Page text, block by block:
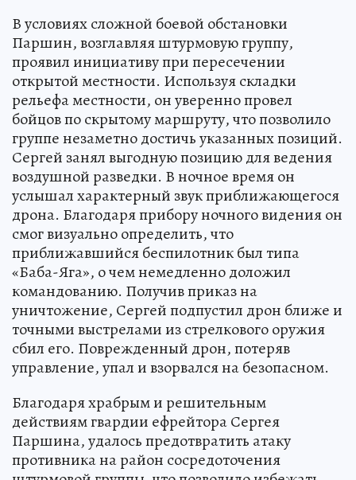
В условиях сложной боевой обстановки
Паршин, возглавляя штурмовую группу,
проявил инициативу при пересечении
открытой местности. Используя складки
рельефа местности, он уверенно провел
бойцов по скрытому маршруту, что позволило
группе незаметно достичь указанных позиций.
Сергей занял выгодную позицию для ведения
воздушной разведки. В ночное время он
услышал характерный звук приближающегося
дрона. Благодаря прибору ночного видения он
смог визуально определить, что
приближавшийся беспилотник был типа
«Баба-Яга», о чем немедленно доложил
командованию. Получив приказ на
уничтожение, Сергей подпустил дрон ближе и
точными выстрелами из стрелкового оружия
сбил его. Поврежденный дрон, потеряв
управление, упал и взорвался на безопасном.
Благодаря храбрым и решительным
действиям гвардии ефрейтора Сергея
Паршина, удалось предотвратить атаку
противника на район сосредоточения